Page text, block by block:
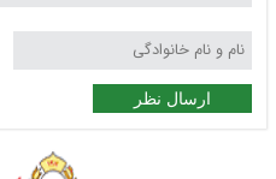
ارسال نظر